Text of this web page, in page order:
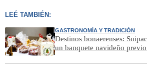
LEÉ TAMBIÉN:
GASTRONOMÍA Y TRADICIÓN
Destinos bonaerenses:
un banquete navideño